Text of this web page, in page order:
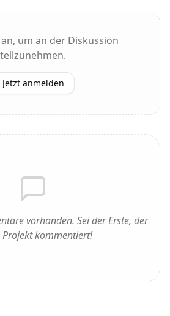
um an der Diskussion
teilzunehmen.
Jetzt anmelden
vorhanden. Sei der Erste, der
Projekt kommentiert!